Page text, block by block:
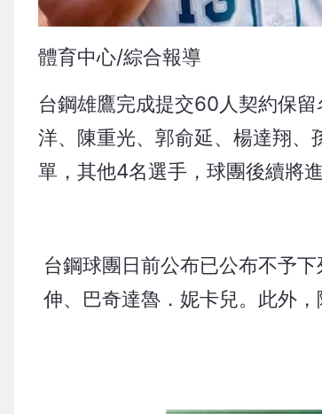
體育中心/綜合報導
台鋼雄鷹完成提交60人契約保
洋、陳重光、郭俞延、楊達翔
單，其他4名選手，球團後續將
台鋼球團日前公布已公布不予
伸、巴奇達魯．妮卡兒。此外